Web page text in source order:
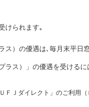
けられます｡
ス）の優遇は､毎月末平日
ラス）」の優遇を受ける
ＦＪダイレクト」のご利用